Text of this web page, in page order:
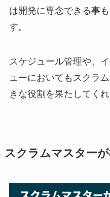
は開発に専念できる事
す。
スケジュール管理や、
ューにおいてもスクラ
きな役割を果たしてくれ
スクラムマスター